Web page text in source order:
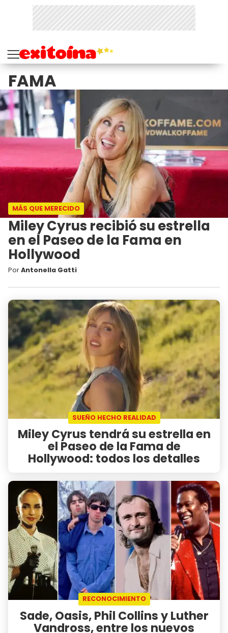
FAMA
MÁS QUE MERECIDO
Miley Cyrus recibió su estrella
en el Paseo de la Fama en
Hollywood
PorAntonella Gatti
SUEÑO HECHO REALIDAD
Miley Cyrus tendrá su estrella en
el Paseo de la Fama de
Hollywood: todos los detalles
RECONOCIMIENTO
Sade, Oasis, Phil Collins y Luther
Vandross, entre los nuevos